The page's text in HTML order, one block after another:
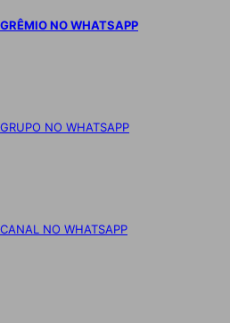
GRÊMIO NO WHATSAPP
GRUPO NO WHATSAPP
CANAL NO WHATSAPP